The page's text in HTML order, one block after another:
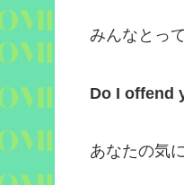
みんなとっ
Do I offend
あなたの気